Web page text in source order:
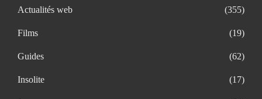
Actualités web (355)
Films (19)
Guides (62)
Insolite (17)